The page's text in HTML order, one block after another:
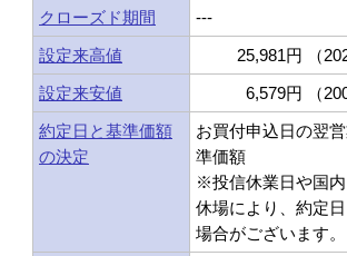
クローズド期間
---
設定来高値
25,981円 （
設定来安値
6,579円 （
約定日と基準価額
の決定
お買付申込日の翌
準価額
※投信休業日や国
休場により、約定
場合がございます。